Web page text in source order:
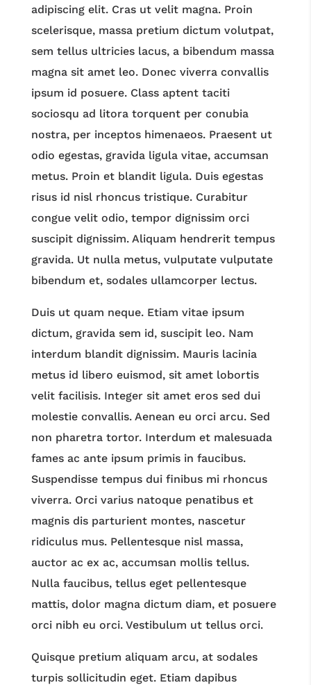
adipiscing elit. Cras ut velit magna. Proin
scelerisque, massa pretium dictum volutpat,
sem tellus ultricies lacus, a bibendum massa
magna sit amet leo. Donec viverra convallis
ipsum id posuere. Class aptent taciti
sociosqu ad litora torquent per conubia
nostra, per inceptos himenaeos. Praesent ut
odio egestas, gravida ligula vitae, accumsan
metus. Proin et blandit ligula. Duis egestas
risus id nisl rhoncus tristique. Curabitur
congue velit odio, tempor dignissim orci
suscipit dignissim. Aliquam hendrerit tempus
gravida. Ut nulla metus, vulputate vulputate
bibendum et, sodales ullamcorper lectus.
Duis ut quam neque. Etiam vitae ipsum
dictum, gravida sem id, suscipit leo. Nam
interdum blandit dignissim. Mauris lacinia
metus id libero euismod, sit amet lobortis
velit facilisis. Integer sit amet eros sed dui
molestie convallis. Aenean eu orci arcu. Sed
non pharetra tortor. Interdum et malesuada
fames ac ante ipsum primis in faucibus.
Suspendisse tempus dui finibus mi rhoncus
viverra. Orci varius natoque penatibus et
magnis dis parturient montes, nascetur
ridiculus mus. Pellentesque nisl massa,
auctor ac ex ac, accumsan mollis tellus.
Nulla faucibus, tellus eget pellentesque
mattis, dolor magna dictum diam, et posuere
orci nibh eu orci. Vestibulum ut tellus orci.
Quisque pretium aliquam arcu, at sodales
turpis sollicitudin eget. Etiam dapibus